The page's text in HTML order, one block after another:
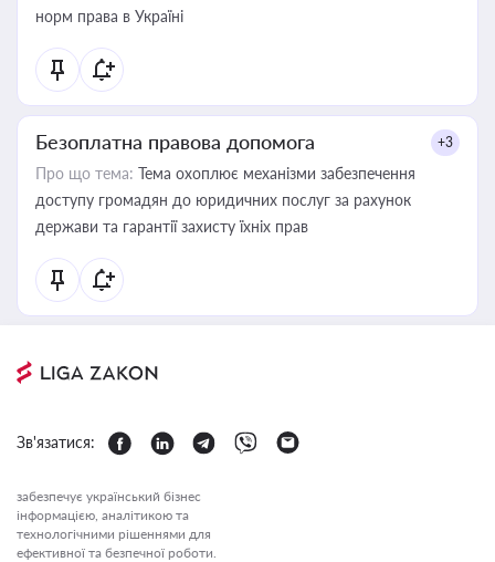
норм права в Україні
Безоплатна правова допомога +3
Про що тема: Тема охоплює механізми забезпечення
доступу громадян до юридичних послуг за рахунок
держави та гарантії захисту їхніх прав
Зв'язатися:
забезпечує український бізнес
інформацією, аналітикою та
технологічними рішеннями для
ефективної та безпечної роботи.